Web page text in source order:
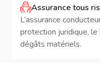
Assurance tous
L’assurance
protection juridique,
dégâts matériels.